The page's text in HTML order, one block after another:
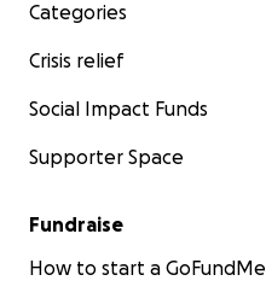
Categories
Crisis relief
Social Impact Funds
Supporter Space
Fundraise
How to start a GoFundMe